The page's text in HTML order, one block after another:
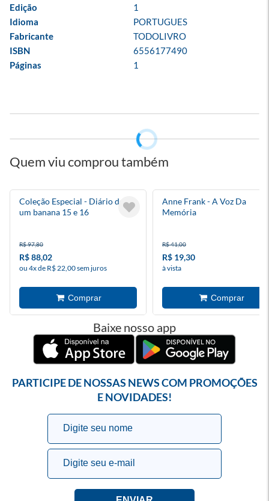
Edição
1
Idioma
PORTUGUES
Fabricante
TODOLIVRO
ISBN
6556177490
Páginas
1
Quem viu comprou também
Coleção Especial - Diário de
um banana 15 e 16
R$ 97,80
R$ 88,02
ou 4x de R$ 22,00 sem juros
Anne Frank - A Voz Da
Memória
R$ 41,00
R$ 19,30
à vista
Baixe nosso app
PARTICIPE DE NOSSAS NEWS COM PROMOÇÕES
E NOVIDADES!